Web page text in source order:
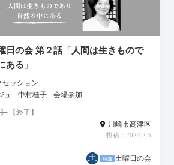
日の会 第２話「人間は生きもので
ある」
セッション
ュ 中村桂子 会場参加
【終了】
川崎市高津区
投稿：2024.2.5
土曜日の会